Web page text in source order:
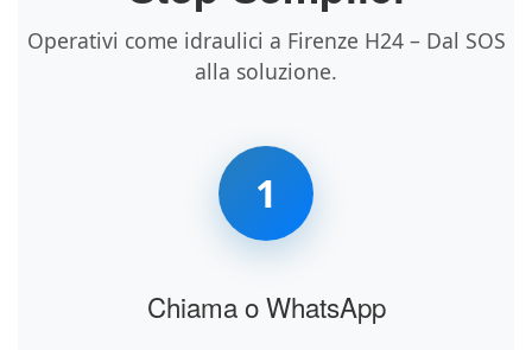
Operativi come idraulici a Firenze H24 – Dal SOS
alla soluzione.
1
Chiama o WhatsApp